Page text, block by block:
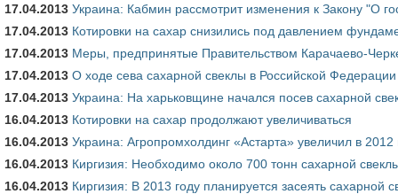
17.04.2013 Украина: Кабмин рассмотрит изменения к Закону "О
17.04.2013 Котировки на сахар снизились под давлением
17.04.2013 Меры, предпринятые Правительством Карачаево-
17.04.2013 О ходе сева сахарной свеклы в Российской Федерации
17.04.2013 Украина: На харьковщине начался посев сахарной
16.04.2013 Котировки на сахар продолжают увеличиваться
16.04.2013 Украина: Агропромхолдинг «Астарта» увеличил в 2012
16.04.2013 Киргизия: Необходимо около 700 тонн сахарной
16.04.2013 Киргизия: В 2013 году планируется засеять сахарной